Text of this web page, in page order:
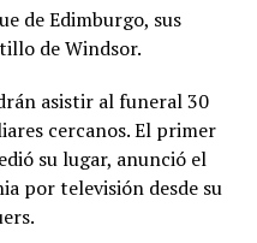
de Edimburgo, sus
de Windsor.
asistir al funeral 30
cercanos. El primer
su lugar, anunció el
por televisión desde su